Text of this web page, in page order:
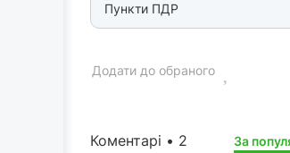
Пункти ПДР
Додати до обраного
Коментарі • 2 За